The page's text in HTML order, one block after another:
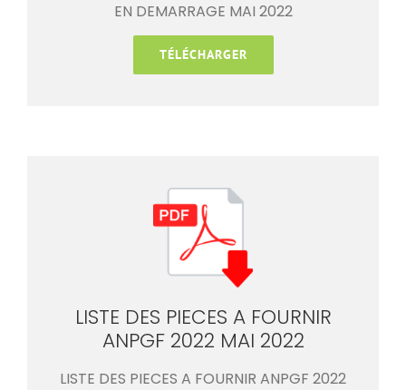
EN DEMARRAGE MAI 2022
TÉLÉCHARGER
LISTE DES PIECES A FOURNIR
ANPGF 2022 MAI 2022
LISTE DES PIECES A FOURNIR ANPGF 2022